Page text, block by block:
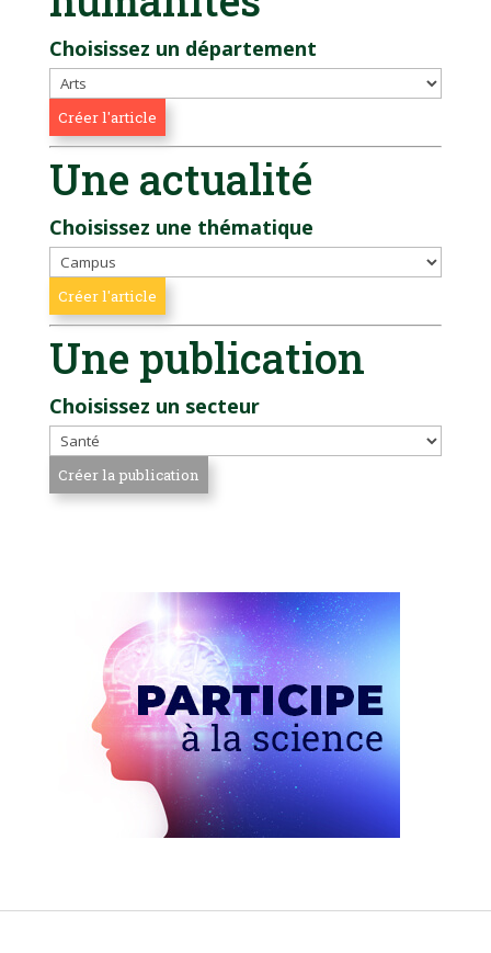
Choisissez un département
Une actualité
Choisissez une thématique
Une publication
Choisissez un secteur